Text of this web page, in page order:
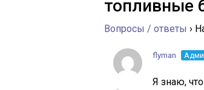
топливные
Вопросы / ответы ›
flyman
Я знаю,